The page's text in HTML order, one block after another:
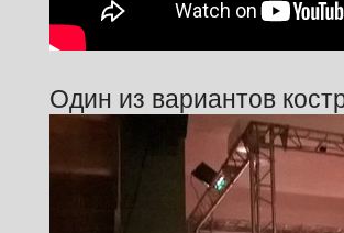
Один из вариантов